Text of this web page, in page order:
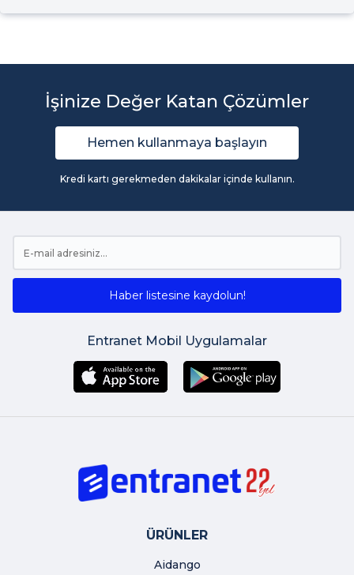
İşinize Değer Katan Çözümler
Hemen kullanmaya başlayın
Kredi kartı gerekmeden dakikalar içinde kullanın.
Haber listesine kaydolun!
Entranet Mobil Uygulamalar
ÜRÜNLER
Aidango